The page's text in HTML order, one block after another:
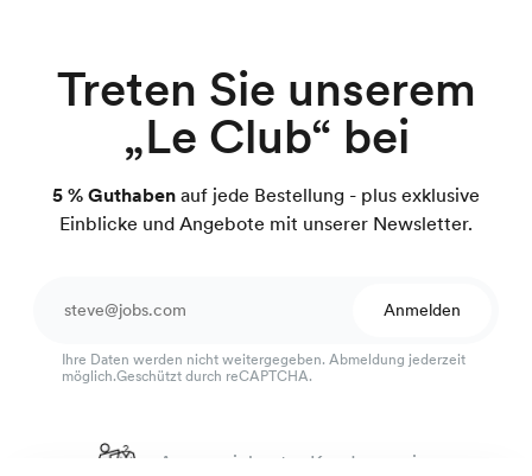
Treten Sie unserem
„Le Club“ bei
5 % Guthaben auf jede Bestellung - plus exklusive
Einblicke und Angebote mit unserer Newsletter.
Anmelden
Ihre Daten werden nicht weitergegeben. Abmeldung jederzeit
möglich.Geschützt durch reCAPTCHA.
Ausgezeichneter Kundenservice